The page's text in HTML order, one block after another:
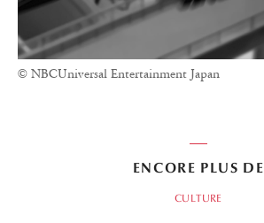
© NBCUniversal Entertainment Japan
ENCORE PLUS DE
CULTURE